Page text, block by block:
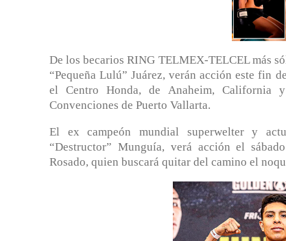
De los becarios RING TELMEX-TELCEL más
“Pequeña Lulú” Juárez, verán acción este fin
el Centro Honda, de Anaheim, California
Convenciones de Puerto Vallarta.
El ex campeón mundial superwelter y
“Destructor” Munguía, verá acción el
Rosado, quien buscará quitar del camino el